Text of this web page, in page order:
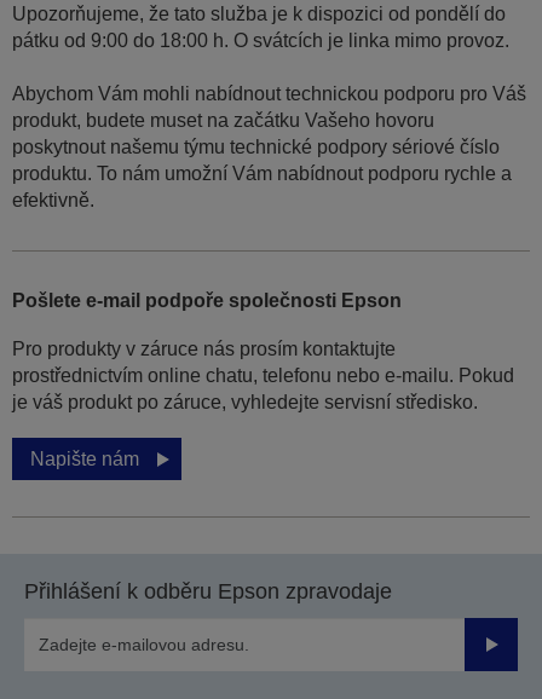
Upozorňujeme, že tato služba je k dispozici od pondělí do
pátku od 9:00 do 18:00 h. O svátcích je linka mimo provoz.
Abychom Vám mohli nabídnout technickou podporu pro Váš
produkt, budete muset na začátku Vašeho hovoru
poskytnout našemu týmu technické podpory sériové číslo
produktu. To nám umožní Vám nabídnout podporu rychle a
efektivně.
Pošlete e-mail podpoře společnosti Epson
Pro produkty v záruce nás prosím kontaktujte
prostřednictvím online chatu, telefonu nebo e-mailu. Pokud
je váš produkt po záruce, vyhledejte servisní středisko.
Napište nám
Přihlášení k odběru Epson zpravodaje